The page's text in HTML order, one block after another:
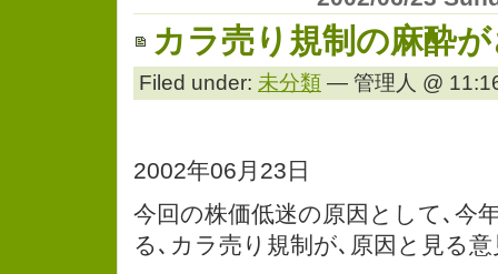
カラ売り規制の麻酔
Filed under: 未分類 — 管理人 @
2002年06月23日
今回の株価低迷の原因として､今
る､カラ売り規制が､原因と見る